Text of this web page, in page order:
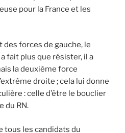
pour la France et les
des forces de gauche, le
fait plus que résister, il a
la deuxième force
droite ; cela lui donne
: celle d’être le bouclier
du RN.
tous les candidats du